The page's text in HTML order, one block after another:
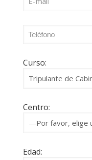
Curso:
Centro:
Edad: